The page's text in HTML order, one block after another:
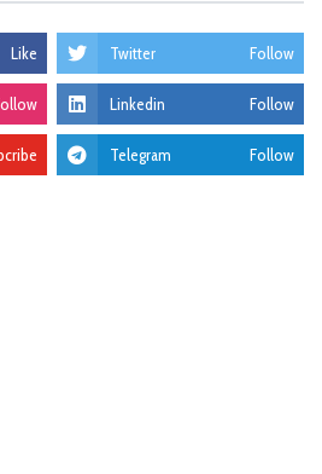
Like Twitter Follow
Linkedin Follow
Telegram Follow